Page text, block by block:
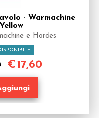
- Warmachine
e Hordes
€17,60